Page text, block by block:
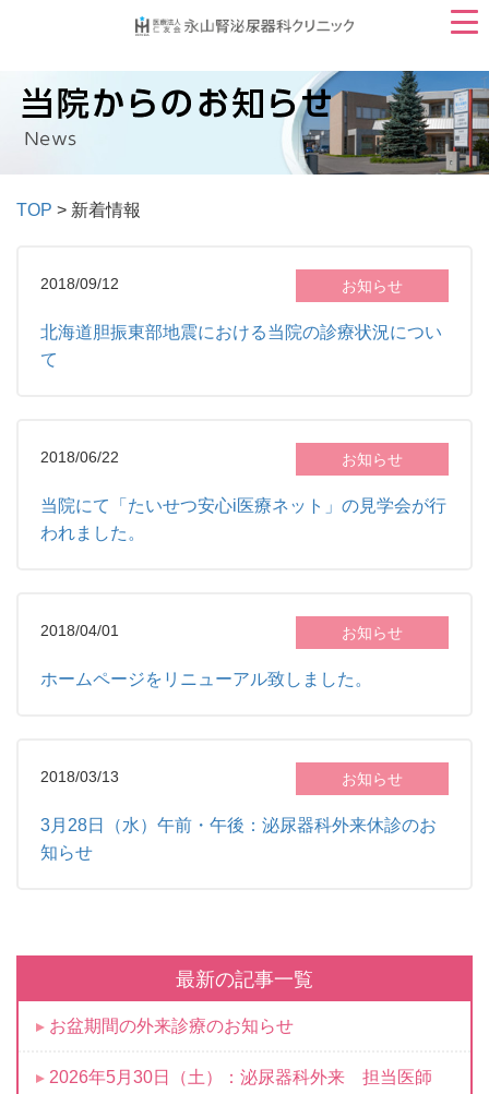
TOP > 新着情報
2018/09/12 お知らせ
北海道胆振東部地震における当院の診療状況につい
て
2018/06/22 お知らせ
当院にて「たいせつ安心i医療ネット」の見学会が行
われました。
2018/04/01 お知らせ
ホームページをリニューアル致しました。
2018/03/13 お知らせ
3月28日（水）午前・午後：泌尿器科外来休診のお
知らせ
最新の記事一覧
お盆期間の外来診療のお知らせ
2026年5月30日（土）：泌尿器科外来 担当医師